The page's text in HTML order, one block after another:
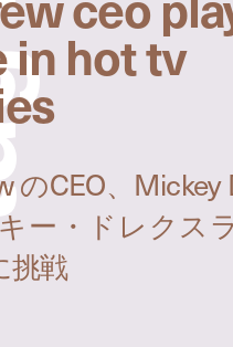
in hot tv